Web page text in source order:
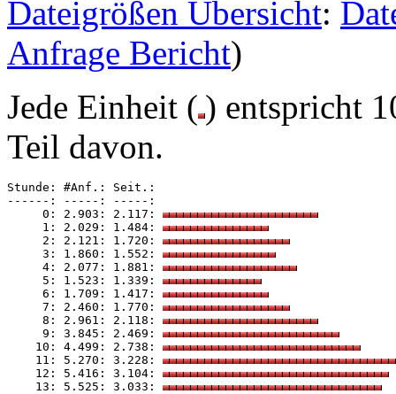
Dateigrößen Übersicht:
Anfrage Bericht)
Jede Einheit ( ) entspricht
Teil davon.
Stunde: #Anf.: Seit.:
------: -----: -----:
     0: 2.903: 2.117:
     1: 2.029: 1.484:
     2: 2.121: 1.720:
     3: 1.860: 1.552:
     4: 2.077: 1.881:
     5: 1.523: 1.339:
     6: 1.709: 1.417:
     7: 2.460: 1.770:
     8: 2.961: 2.118:
     9: 3.845: 2.469:
    10: 4.499: 2.738:
    11: 5.270: 3.228:
    12: 5.416: 3.104:
    13: 5.525: 3.033: